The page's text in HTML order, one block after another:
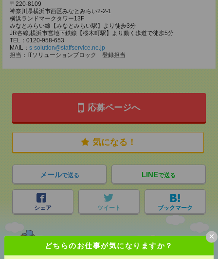
どちらのお仕事が気になりますか？
×
〒220-8109
神奈川県横浜市西区みなとみらい2-2-1
横浜ランドマークタワー13F
みなとみらい線【みなとみらい駅】より徒歩3分
JR各線,横浜市営地下鉄線【桜木町駅】より動く歩道で徒歩5分
TEL：0120-958-653
MAIL： s-solution@staffservice.ne.jp
担当：ITソリューションブロック 登録担当
応募ページへ
気になる！
メールで送る LINEで送る
シェア ツイート ブックマーク
あなたの閲覧履歴からの
おすすめ